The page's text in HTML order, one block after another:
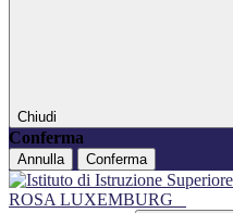
Chiudi
Conferma
Annulla Conferma
ROSA LUXEMBURG